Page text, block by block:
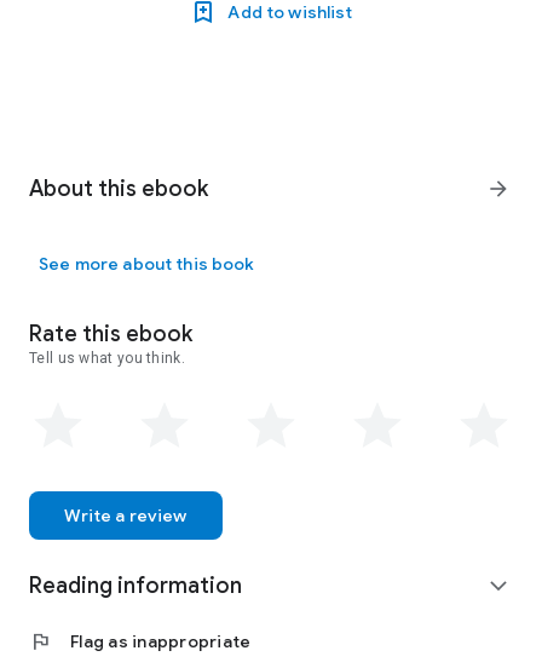
Add to wishlist
About this ebook arrow_forward
See more about this book
Rate this ebook
Tell us what you think.
Write a review
Reading information expand_more
flag Flag as inappropriate